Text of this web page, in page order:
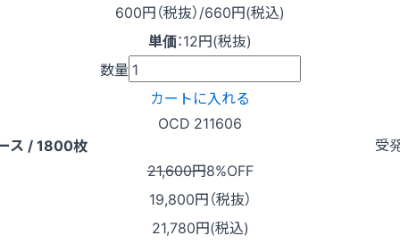
600円（税抜）/660円(税込)
単価：12円(税抜)
数量
カートに入れる
OCD 211606
ス / 1800枚
受
21,600円8%OFF
19,800円（税抜）
21,780円(税込)